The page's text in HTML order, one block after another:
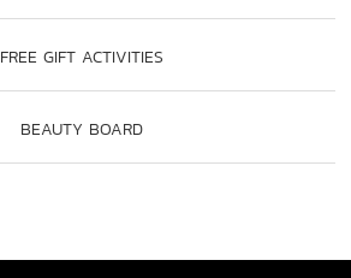
FREE GIFT ACTIVITIES
BEAUTY BOARD